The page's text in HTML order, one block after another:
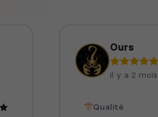
Ours
il y a 2 mois
Qualité